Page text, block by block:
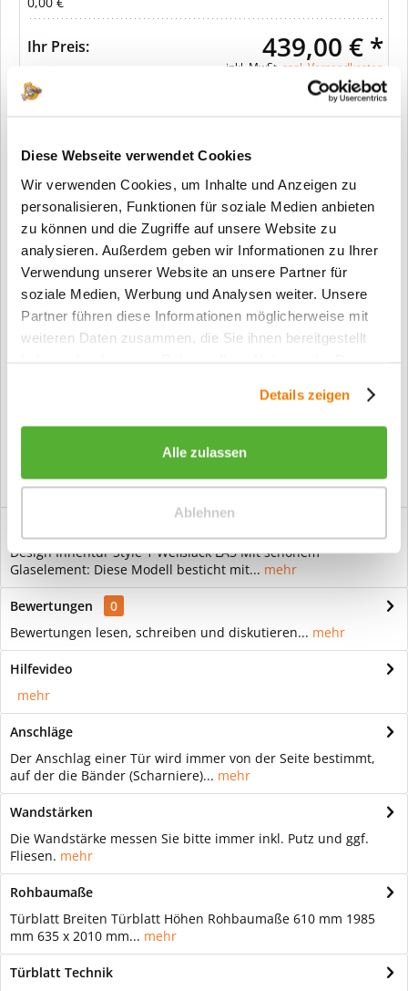
Diese Webseite verwendet Cookies
Wir verwenden Cookies, um Inhalte und Anzeigen zu
personalisieren, Funktionen für soziale Medien anbieten
zu können und die Zugriffe auf unsere Website zu
analysieren. Außerdem geben wir Informationen zu Ihrer
Verwendung unserer Website an unsere Partner für
soziale Medien, Werbung und Analysen weiter. Unsere
Partner führen diese Informationen möglicherweise mit
weiteren Daten zusammen, die Sie ihnen bereitgestellt
Details zeigen
Alle zulassen
Ablehnen
Ihr Preis: 439,00 € *
inkl. MwSt. zzgl. Versandkosten
Merken
Fragen zum Artikel?
Artikel-Nr.:
SW11437
Info:
Dieser Artikel wird gemäß Ihrer
Konfiguration gefertigt. Daher ist er als
Vorteile
Kostenloser Versand ab € 2000,- Bestellwert
Design Innentür Style 1 Weißlack LA5 Mit schönem
Glaselement: Diese Modell besticht mit... mehr
Bewertungen
0
Bewertungen lesen, schreiben und diskutieren... mehr
Hilfevideo
mehr
Anschläge
Der Anschlag einer Tür wird immer von der Seite bestimmt,
auf der die Bänder (Scharniere)... mehr
Wandstärken
Die Wandstärke messen Sie bitte immer inkl. Putz und ggf.
Fliesen. mehr
Rohbaumaße
Türblatt Breiten Türblatt Höhen Rohbaumaße 610 mm 1985
mm 635 x 2010 mm... mehr
Türblatt Technik